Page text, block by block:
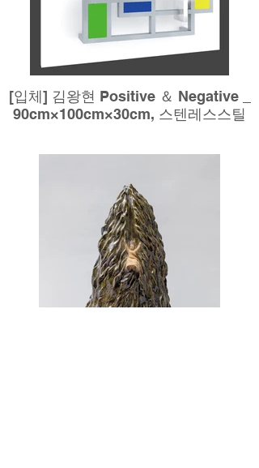
[입체] 김왕현 Positive ＆ Negative _
90cm×100cm×30cm, 스텐레스스틸